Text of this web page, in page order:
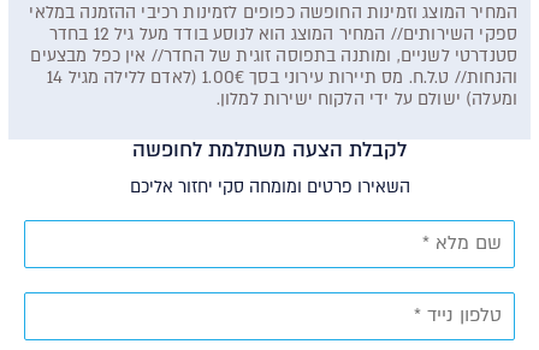
המחיר המוצג וזמינות החופשה כפופים לזמינות רכיבי ההזמנה במלאי
ספקי השירותים// המחיר המוצג הוא לנוסע בודד מעל גיל 12 בחדר
סטנדרטי לשניים, ומותנה בתפוסה זוגית של החדר// אין כפל מבצעים
והנחות// ט.ל.ח. מס תיירות עירוני בסך 1.00€ (לאדם ללילה מגיל 14
ומעלה) ישולם על ידי הלקוח ישירות למלון.
לקבלת הצעה משתלמת לחופשה
השאירו פרטים ומומחה סקי יחזור אליכם